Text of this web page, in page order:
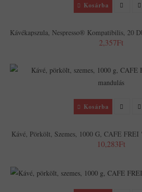
Kosárba
Kávékapszula, Nespresso® Kompatibilis, 20
2,357Ft
Kosárba
Kávé, Pörkölt, Szemes, 1000 G, CAFE
10,283Ft